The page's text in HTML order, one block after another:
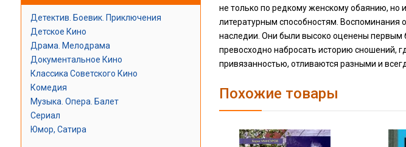
Детектив. Боевик. Приключения
Детское Кино
Драма. Мелодрама
Документальное Кино
Классика Советского Кино
Комедия
Музыка. Опера. Балет
Сериал
Юмор, Сатира
не только по редкому женскому обаянию, но
литературным способностям. Воспоминания
наследии. Они были высоко оценены первым
превосходно набросать историю сношений,
привязанностью, отливаются разными и
Похожие товары